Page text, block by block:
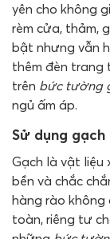
yên cho không
rèm cửa, thảm,
bật nhưng vẫn
thêm đèn trang
trên bức tường
ngủ ấm áp.
Sử dụng
Gạch là vật liệu
bền và chắc
hàng rào không
toàn, riêng tư